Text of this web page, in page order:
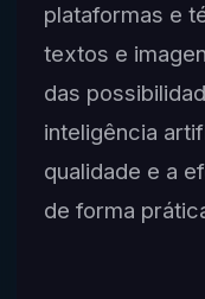
plataformas e
textos e
das
inteligência
qualidade e a
de forma